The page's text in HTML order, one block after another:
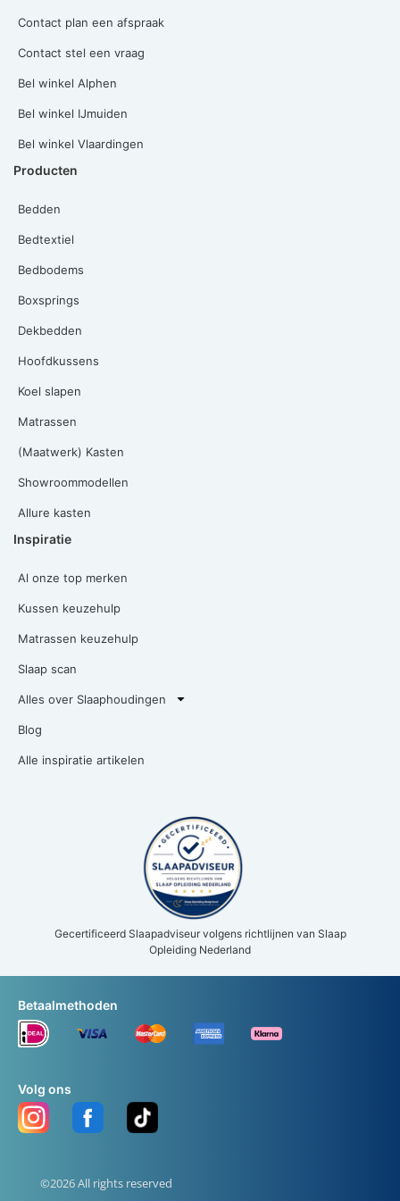
Contact plan een afspraak
Contact stel een vraag
Bel winkel Alphen
Bel winkel IJmuiden
Bel winkel Vlaardingen
Producten
Bedden
Bedtextiel
Bedbodems
Boxsprings
Dekbedden
Hoofdkussens
Koel slapen
Matrassen
(Maatwerk) Kasten
Showroommodellen
Allure kasten
Inspiratie
Al onze top merken
Kussen keuzehulp
Matrassen keuzehulp
Slaap scan
Alles over Slaaphoudingen
Blog
Alle inspiratie artikelen
Gecertificeerd Slaapadviseur volgens richtlijnen van Slaap
Opleiding Nederland
©2026 All rights reserved
Volg ons
Betaalmethoden